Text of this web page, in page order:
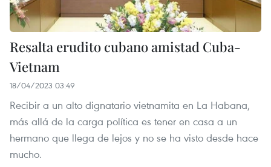
Resalta erudito cubano amistad Cuba-
Vietnam
18/04/2023 03:49
Recibir a un alto dignatario vietnamita en La Habana,
más allá de la carga política es tener en casa a un
hermano que llega de lejos y no se ha visto desde hace
mucho.